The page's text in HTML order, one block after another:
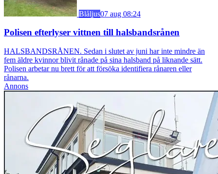
Blåljus07 aug 08:24
Polisen efterlyser vittnen till halsbandsrånen
HALSBANDSRÅNEN. Sedan i slutet av juni har inte mindre än
fem äldre kvinnor blivit rånade på sina halsband på liknande sätt.
Polisen arbetar nu brett för att försöka identifiera rånaren eller
rånarna.
Annons